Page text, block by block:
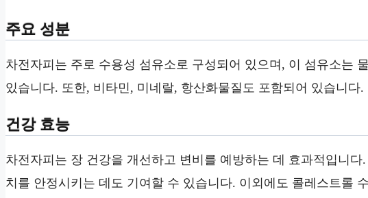
주요 성분
차전자피는 주로 수용성 섬유소로 구성되어 있으며, 이 섬유소는
있습니다. 또한, 비타민, 미네랄, 항산화물질도 포함되어 있습니다.
건강 효능
차전자피는 장 건강을 개선하고 변비를 예방하는 데 효과적입니
치를 안정시키는 데도 기여할 수 있습니다. 이외에도 콜레스트롤